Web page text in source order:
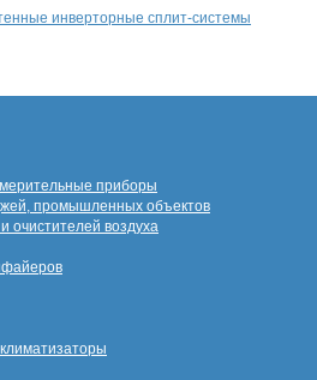
инверторные сплит-системы
приборы
промышленных объектов
очистителей воздуха